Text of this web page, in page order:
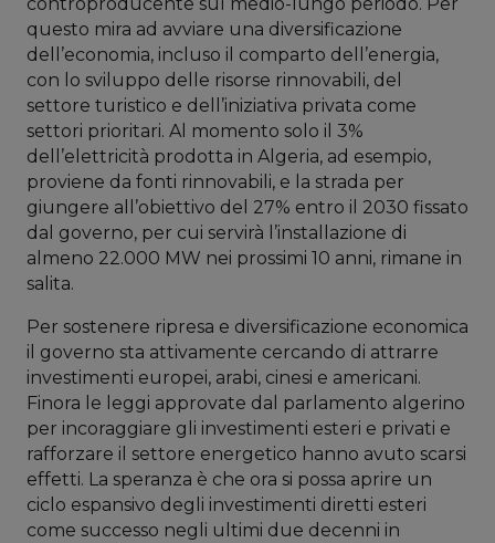
questo mira ad avviare una diversificazione
dell’economia, incluso il comparto dell’energia,
con lo sviluppo delle risorse rinnovabili, del
settore turistico e dell’iniziativa privata come
settori prioritari. Al momento solo il 3%
dell’elettricità prodotta in Algeria, ad esempio,
proviene da fonti rinnovabili, e la strada per
giungere all’obiettivo del 27% entro il 2030 fissato
dal governo, per cui servirà l’installazione di
almeno 22.000 MW nei prossimi 10 anni, rimane in
salita.
Per sostenere ripresa e diversificazione economica
il governo sta attivamente cercando di attrarre
investimenti europei, arabi, cinesi e americani.
Finora le leggi approvate dal parlamento algerino
per incoraggiare gli investimenti esteri e privati e
rafforzare il settore energetico hanno avuto scarsi
effetti. La speranza è che ora si possa aprire un
ciclo espansivo degli investimenti diretti esteri
come successo negli ultimi due decenni in